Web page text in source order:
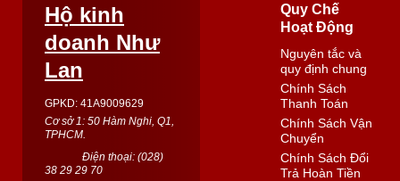
Hộ kinh
doanh Như
Lan
GPKD: 41A9009629
Cơ sở 1: 50 Hàm Nghi, Q1,
TPHCM.
Điện thoại: (028)
38 29 29 70
Quy Chế
Hoạt Động
Nguyên tắc và
quy định chung
Chính Sách
Thanh Toán
Chính Sách Vận
Chuyển
Chính Sách Đổi
Trả Hoàn Tiền